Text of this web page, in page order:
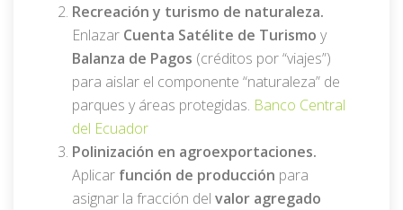
Recreación y turismo de naturaleza.
Enlazar Cuenta Satélite de Turismo y
Balanza de Pagos (créditos por “viajes”)
para aislar el componente “naturaleza” de
parques y áreas protegidas. Banco Central
del Ecuador
Polinización en agroexportaciones.
Aplicar función de producción para
asignar la fracción del valor agregado